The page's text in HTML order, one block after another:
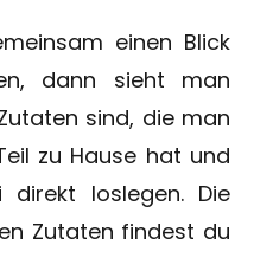
einen Blick
dann sieht man
sind, die man
zu Hause hat und
loslegen. Die
Zutaten findest du